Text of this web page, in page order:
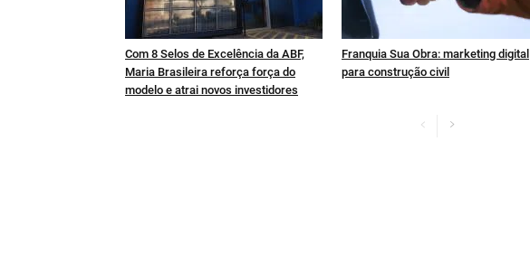
Com 8 Selos de Excelência da ABF,
Maria Brasileira reforça força do
modelo e atrai novos investidores
Franquia Sua Obra: marketing digital
para construção civil